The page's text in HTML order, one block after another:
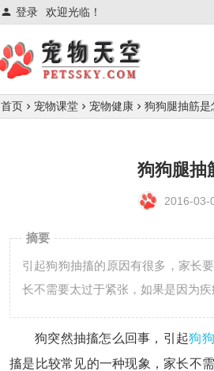
欢迎光临！
登录
首页 宠物课堂 宠物健康 狗狗腿抽筋是
狗狗腿抽
2016-03-
摘要
引起狗狗抽搐的原因有很多，家长
长不需要太过于紧张，如果是因为
狗突然抽搐怎么回事，引起狗狗
搐是比较常见的一种现象，家长不